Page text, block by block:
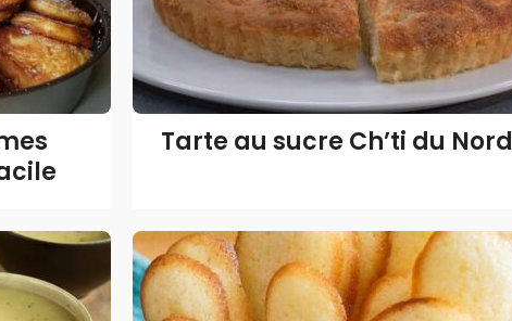
Tarte au sucre Ch’ti du Nord